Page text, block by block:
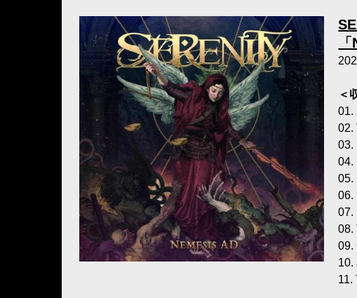
＜
01.
02.
03.
04.
05.
06.
07.
08.
09.
10.
11.